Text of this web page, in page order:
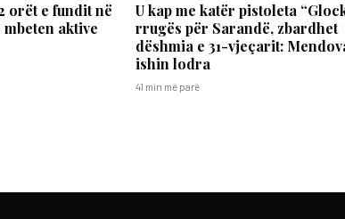
orët e fundit në
aktive
U kap me katër pistoleta
rrugës për Sarandë, zbardhet
dëshmia e 31-vjeçarit:
ishin lodra
41 min më parë